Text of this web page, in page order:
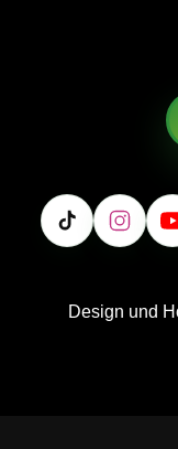
Design und